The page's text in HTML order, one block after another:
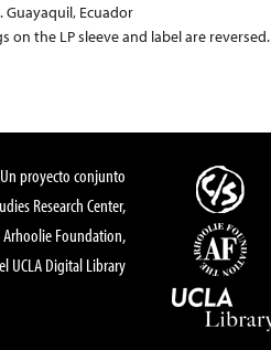
Guayaquil, Ecuador
on the LP sleeve and label are reversed.
Un proyecto conjunto
Research Center,
Arhoolie Foundation,
UCLA Digital Library